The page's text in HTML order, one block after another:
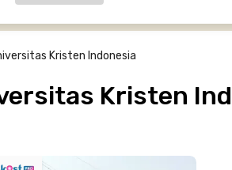
Kristen Indonesia
Kristen